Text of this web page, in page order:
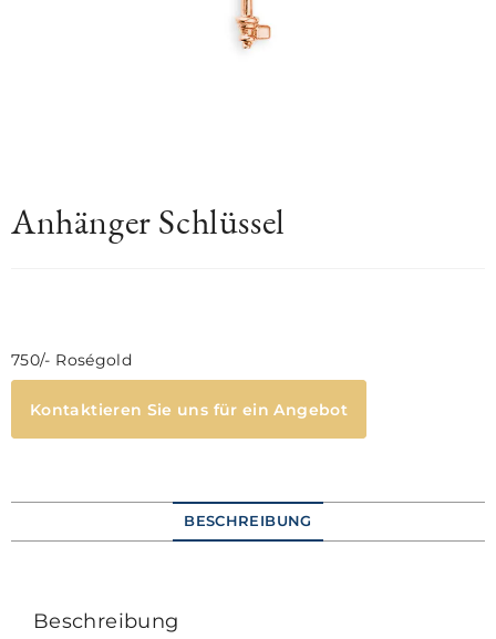
Anhänger Schlüssel
750/- Roségold
Kontaktieren Sie uns für ein Angebot
BESCHREIBUNG
Beschreibung